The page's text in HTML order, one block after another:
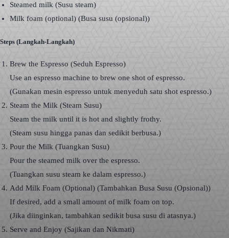
Steamed milk (Susu steam)
Milk foam (optional) (Busa susu (opsional))
Steps (Langkah-Langkah)
Brew the Espresso (Seduh Espresso)
Use an espresso machine to brew one shot of espresso.
(Gunakan mesin espresso untuk menyeduh satu shot espresso.)
Steam the Milk (Steam Susu)
Steam the milk until it is hot and slightly frothy.
(Steam susu hingga panas dan sedikit berbusa.)
Pour the Milk (Tuangkan Susu)
Pour the steamed milk over the espresso.
(Tuangkan susu steam ke dalam espresso.)
Add Milk Foam (Optional) (Tambahkan Busa Susu (Opsional))
If desired, add a small amount of milk foam on top.
(Jika diinginkan, tambahkan sedikit busa susu di atasnya.)
Serve and Enjoy (Sajikan dan Nikmati)